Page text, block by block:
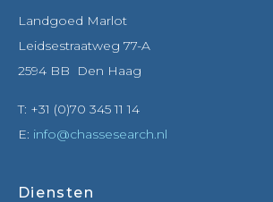
Landgoed Marlot
Leidsestraatweg 77-A
2594 BB Den Haag
T: +31 (0)70 345 11 14
E: info@chassesearch.nl
Diensten